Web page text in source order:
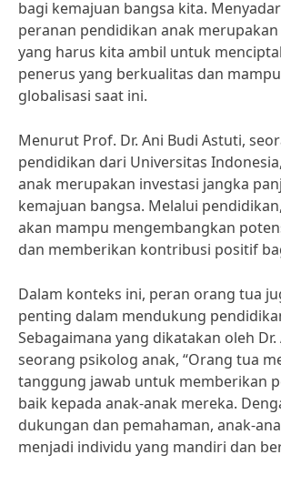
bagi kemajuan bangsa kita.
peranan pendidikan anak
yang harus kita ambil untuk
penerus yang berkualitas dan
globalisasi saat ini.
Menurut Prof. Dr. Ani Budi Astuti,
pendidikan dari Universitas
anak merupakan investasi jangka
kemajuan bangsa. Melalui
akan mampu mengembangkan
dan memberikan kontribusi positif
Dalam konteks ini, peran orang tua
penting dalam mendukung
Sebagaimana yang dikatakan oleh Dr.
seorang psikolog anak, “Orang tua
tanggung jawab untuk memberikan
baik kepada anak-anak mereka.
dukungan dan pemahaman, anak-
menjadi individu yang mandiri dan